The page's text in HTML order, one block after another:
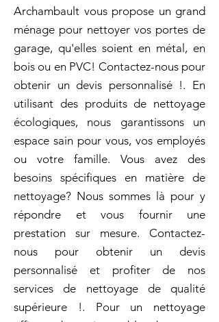
Archambault vous propose un grand
ménage pour nettoyer vos portes de
garage, qu'elles soient en métal, en
bois ou en PVC! Contactez-nous pour
obtenir un devis personnalisé !. En
utilisant des produits de nettoyage
écologiques, nous garantissons un
espace sain pour vous, vos employés
ou votre famille. Vous avez des
besoins spécifiques en matière de
nettoyage? Nous sommes là pour y
répondre et vous fournir une
prestation sur mesure. Contactez-
nous pour obtenir un devis
personnalisé et profiter de nos
services de nettoyage de qualité
supérieure !. Pour un nettoyage